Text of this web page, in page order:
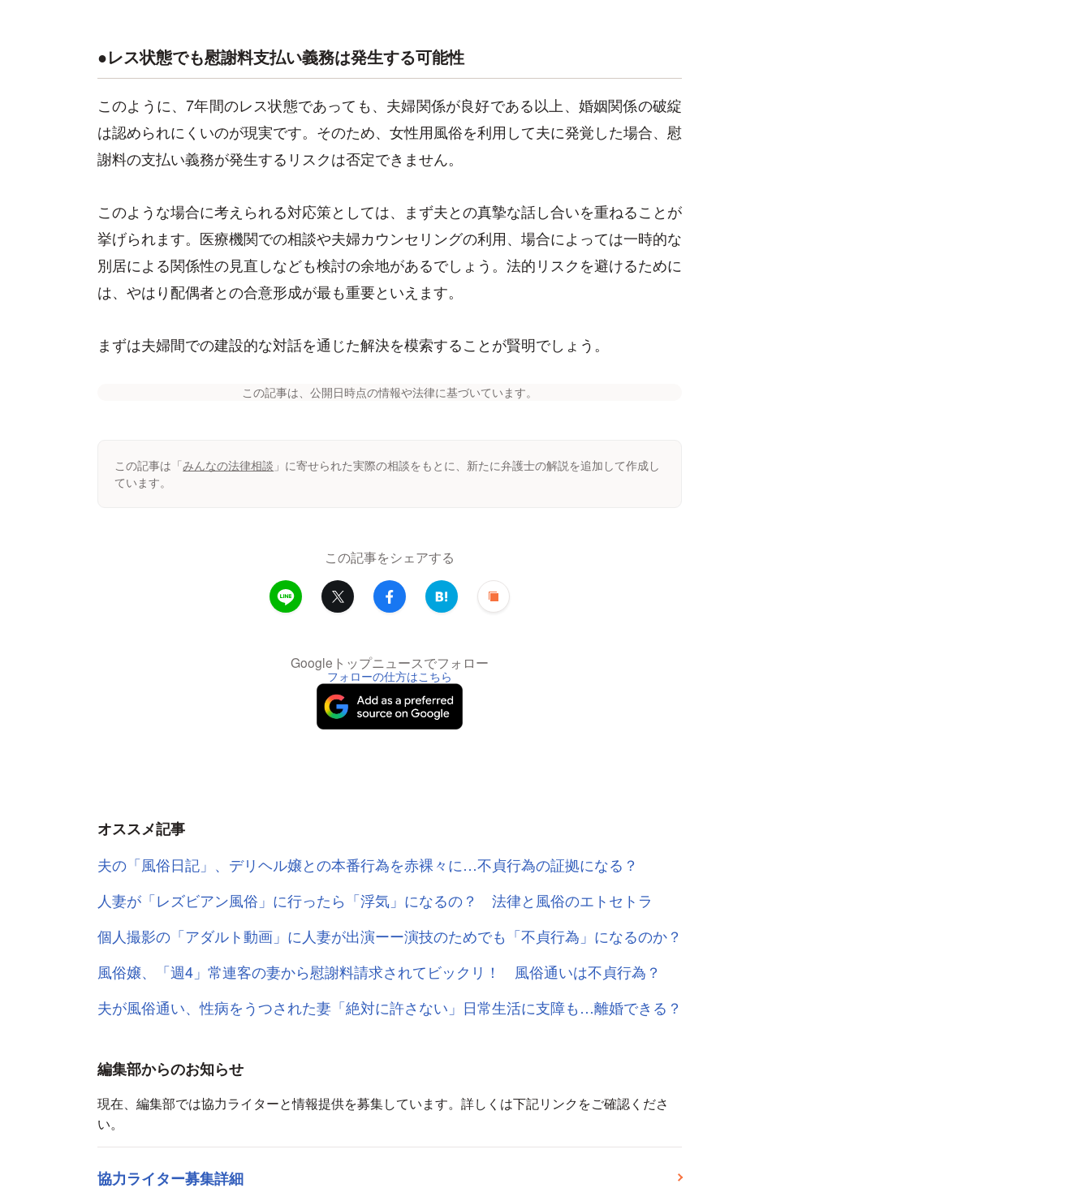
●レス状態でも慰謝料支払い義務は発生する可能性
このように、7年間のレス状態であっても、夫婦関係が良好である以上、婚姻関係の破綻
は認められにくいのが現実です。そのため、女性用風俗を利用して夫に発覚した場合、慰
謝料の支払い義務が発生するリスクは否定できません。
このような場合に考えられる対応策としては、まず夫との真摯な話し合いを重ねることが
挙げられます。医療機関での相談や夫婦カウンセリングの利用、場合によっては一時的な
別居による関係性の見直しなども検討の余地があるでしょう。法的リスクを避けるために
は、やはり配偶者との合意形成が最も重要といえます。
まずは夫婦間での建設的な対話を通じた解決を模索することが賢明でしょう。
この記事は、公開日時点の情報や法律に基づいています。
この記事は「みんなの法律相談 」に寄せられた実際の相談をもとに、新たに弁護士の解説を追加して作成し
ています。
この記事をシェアする
Googleトップニュースでフォロー
フォローの仕方はこちら
オススメ記事
夫の「風俗日記」、デリヘル嬢との本番行為を赤裸々に…不貞行為の証拠になる？
人妻が「レズビアン風俗」に行ったら「浮気」になるの？ 法律と風俗のエトセトラ
個人撮影の「アダルト動画」に人妻が出演ーー演技のためでも「不貞行為」になるのか？
風俗嬢、「週4」常連客の妻から慰謝料請求されてビックリ！ 風俗通いは不貞行為？
夫が風俗通い、性病をうつされた妻「絶対に許さない」日常生活に支障も…離婚できる？
編集部からのお知らせ
現在、編集部では協力ライターと情報提供を募集しています。詳しくは下記リンクをご確認くださ
い。
協力ライター募集詳細